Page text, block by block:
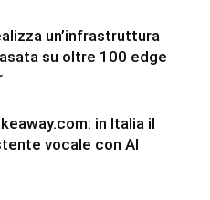
un’infrastruttura
su oltre 100 edge
in Italia il
vocale con AI